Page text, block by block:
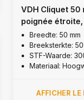
VDH Cliquet 50
poignée
Breedte: 50 mm
Breeksterkte: 50
STF-Waarde:
Materiaal:
AFFICHER LE